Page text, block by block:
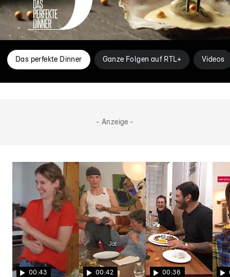
Das perfekte Dinner Ganze Folgen auf RTL+ Videos
- Anzeige -
00:43 00:42 00:36